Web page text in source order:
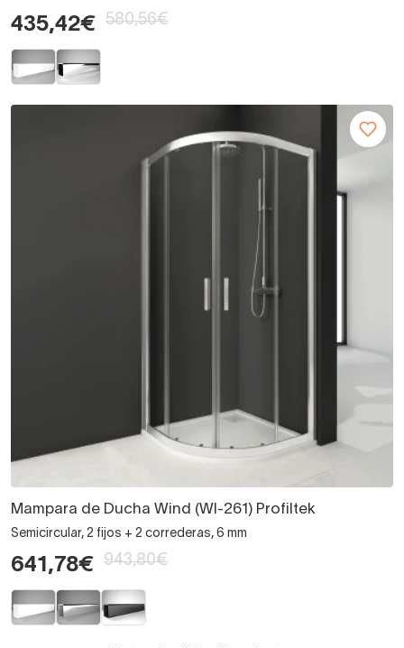
435,42€ 580,56€
Mampara de Ducha Wind (WI-261) Profiltek
Semicircular, 2 fijos + 2 correderas, 6 mm
641,78€ 943,80€